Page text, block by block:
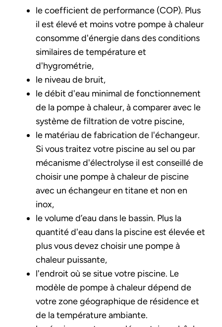
le coefficient de performance (COP). Plus
il est élevé et moins votre pompe à chaleur
consomme d'énergie dans des conditions
similaires de température et
d'hygrométrie,
le niveau de bruit,
le débit d'eau minimal de fonctionnement
de la pompe à chaleur, à comparer avec le
système de filtration de votre piscine,
le matériau de fabrication de l'échangeur.
Si vous traitez votre piscine au sel ou par
mécanisme d'électrolyse il est conseillé de
choisir une pompe à chaleur de piscine
avec un échangeur en titane et non en
inox,
le volume d’eau dans le bassin. Plus la
quantité d'eau dans la piscine est élevée et
plus vous devez choisir une pompe à
chaleur puissante,
l'endroit où se situe votre piscine. Le
modèle de pompe à chaleur dépend de
votre zone géographique de résidence et
de la température ambiante.